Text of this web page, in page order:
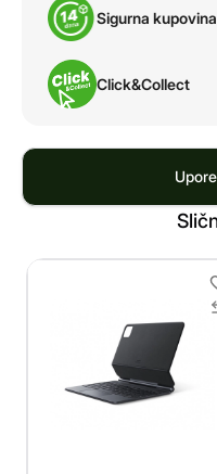
Sigurna kupovina
Click&Collect